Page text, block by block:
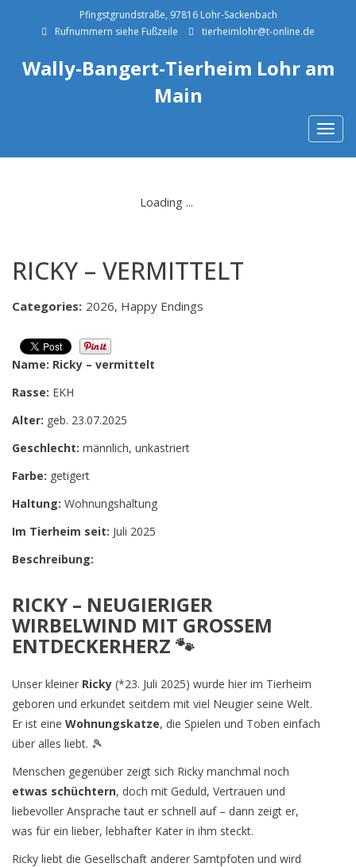
Pfingstgrundstraße, 97816 Lohr-Sackenbach
Rufnummern siehe Fußzeile
tierheimlohr@t-online.de
Wally-Bangert-Tierheim Lohr am
Main
RICKY – VERMITTELT
Categories: 2026, Happy Endings
Name: Ricky – vermittelt
Rasse: EKH
Alter: geb. 23.07.2025
Geschlecht: männlich, unkastriert
Farbe: getigert
Haltung: Wohnungshaltung
Im Tierheim seit: Juli 2025
Beschreibung:
RICKY – NEUGIERIGER
WIRBELWIND MIT GROSSEM E
NTDECKERHERZ 🐾
Unser kleiner Ricky (*23. Juli 2025) wurde hier im Tierheim
geboren und erkundet seitdem mit viel Neugier seine Welt.
Er ist eine Wohnungskatze, die Spielen und Toben einfach
über alles liebt. 🎾
Menschen gegenüber zeigt sich Ricky manchmal noch
etwas schüchtern, doch mit Geduld, Vertrauen und
liebevoller Ansprache taut er schnell auf – dann zeigt er,
was für ein lieber, lebhafter Kater in ihm steckt.
Ricky liebt die Gesellschaft anderer Samtpfoten und wird